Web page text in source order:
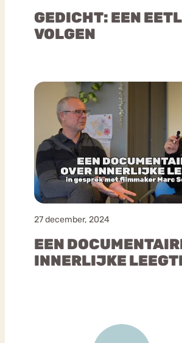
GEDICHT: EEN
VOLGEN
27 december, 2024
EEN
INNERLIJKE